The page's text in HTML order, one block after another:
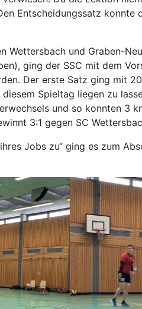
Entscheidungssatz konnte
Wettersbach und Graben-
ging der SSC mit dem
Der erste Satz ging mit
Spieltag liegen zu
und so konnten 3
3:1 gegen SC
Jobs zu“ ging es zum